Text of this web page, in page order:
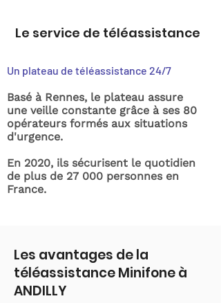
Le service de téléassistance
Un plateau de téléassistance 24/7
Basé à Rennes, le plateau assure
une veille constante grâce à ses 80
opérateurs formés aux situations
d'urgence.
En 2020, ils sécurisent le quotidien
de plus de 27 000 personnes en
France.
Les avantages de la
téléassistance Minifone à
ANDILLY